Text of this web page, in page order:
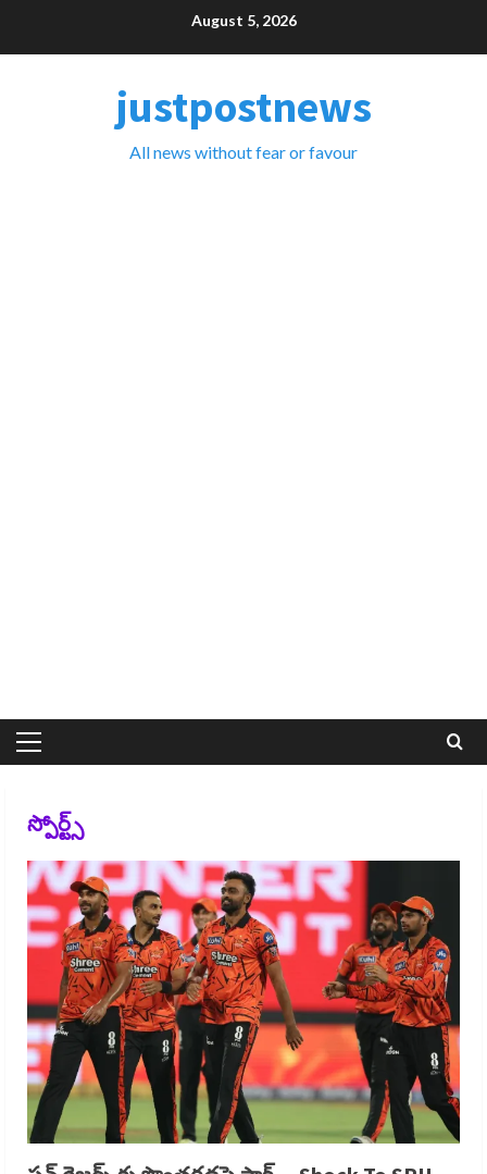
August 5, 2026
justpostnews
All news without fear or favour
Primary
స్పోర్ట్స్​